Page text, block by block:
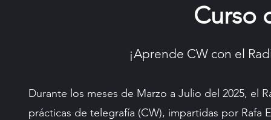
Curso
¡Aprende CW con el
Durante los meses de Marzo a Julio del 2025, el
prácticas de telegrafía (CW), impartidas por Rafa